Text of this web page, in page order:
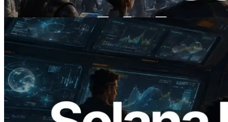
Lesen Sie diesen Artikel